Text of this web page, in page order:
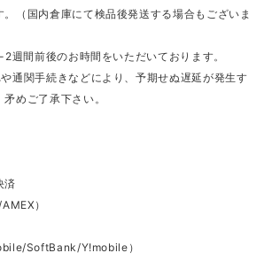
（国内倉庫にて検品後発送する場合もございま
週間前後のお時間をいただいております。
通関手続きなどにより、予期せぬ遅延が発生す
めご了承下さい。
済
）
SoftBank/Y!mobile）